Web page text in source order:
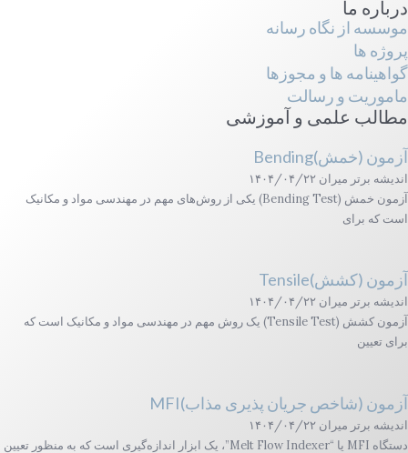
درباره ما
موسسه از نگاه رسانه
پروژه ها
گواهینامه ها و مجوزها
ماموریت و رسالت
مطالب علمی و آموزشی
آزمون (خمش)Bending
اندیشه برتر میران ۱۴۰۴/۰۴/۲۲
آزمون خمش (Bending Test) یکی از روش‌های مهم در مهندسی مواد و مکانیک
است که برای
آزمون (کشش)Tensile
اندیشه برتر میران ۱۴۰۴/۰۴/۲۲
آزمون کشش (Tensile Test) یک روش مهم در مهندسی مواد و مکانیک است که
برای تعیین
آزمون (شاخص جریان پذیری مذاب)MFI
اندیشه برتر میران ۱۴۰۴/۰۴/۲۲
دستگاه MFI یا “Melt Flow Indexer”، یک ابزار اندازه‌گیری است که به منظور تعیین